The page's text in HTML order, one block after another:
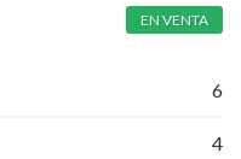
EN VENTA
6
4